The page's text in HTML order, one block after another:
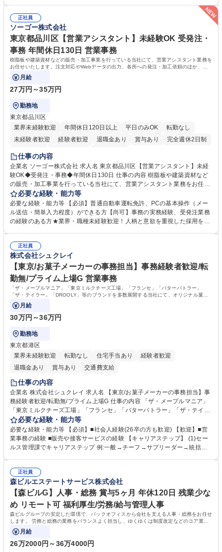
年休120日/デスクワーク中心で残業少なめ
務（各種委員会運営）】 ・学会内における各種委員会のスケジュール調
整、資料作成、当日の運営サポート 学歴・資格 学歴：大学院 大学 語学
力： 資格：
正社員
ソーゴー株式会社
東京都品川区【営業アシスタント】未経験OK 受発注・
事務 年間休日130日 営業事務
樹脂板や建築資材などの販売・加工事業を行っている当社にて、営業アシスタント業務を
お任せいたします。注文対応やWebデータの出力、各所への発注・加工依頼のほか、電
話・メール対応等の事務業務を担当します。
月給
27万円～35万円
勤務地
東京都品川区
業界未経験歓迎
年間休日120日以上 平日のみOK
転勤なし
未経験者歓迎
経験者歓迎 退職金あり 賞与あり
完全週休2日制
交通費支給
仕事の内容
企業名 ソーゴー株式会社 求人名 東京都品川区【営業アシスタント】未経
験OK◆受発注・事務◆年間休日130日 仕事の内容 樹脂板や建築資材など
の販売・加工事業を行っている当社にて、営業アシスタント業務をお任せ
いたします。注文対応やWebデータの出力、各所への発注・加工依頼のほ
か、電話・メール対応等の事務業務を担当します。 ■受注・発注業務：FA
Xによる注文対応、Web発注データのプリントアウト、各仕入先・協力会
社への発注および加工依頼等 ■納品書・請求書の作成および発送手配 ■商
当社の指定する業務 募集職種 東京都品川区【営業アシスタント】未経験O
K◆受発注・事務◆年間休日130日
必要な経験・能力等
必要な経験・能力等 【必須】普通自動車運転免許、PCの基本操作（メー
ル送信・簡単入力程度）ができる方【尚可】事務の実務経験、受発注業務
の経験のある方★業界・職種未経験歓迎！人柄と意欲を重視した採用を行
変化に臨機応変かつ柔軟に対応できる方、約束を守り正確に作業を進めら
れる方を求めています。高度なPCスキルや関数知識は一切不要です。丁
寧な指導体制が整っているため、安心してお仕事をスタートしていただけ
ます。 学歴・資格 学歴：大学院 大学 高専 短大 専修学校 高校 語学力：
資格：
正社員
株式会社シュクレイ
【東京/お菓子メーカーの事務担当】事務経験者歓迎/転
勤無/プライム上場G 営業事務
「ザ・メープルマニア」「東京ミルクチーズ工場」「フランセ」「バターバトラー」
「ザ・テイラー」「DROOLY」等のブランドを多数展開する当社にて、オリジナル菓子
ブランド商品の事務業務をお任せいたします。
月給
30万円～36万円
勤務地
東京都港区
業界未経験歓迎
転勤なし 住宅手当あり
経験者歓迎
退職金あり
賞与あり 交通費支給
仕事の内容
企業名 株式会社シュクレイ 求人名 【東京/お菓子メーカーの事務担当】事
務経験者歓迎/転勤無/プライム上場G 仕事の内容 「ザ・メープルマニア」
「東京ミルクチーズ工場」「フランセ」「バターバトラー」「ザ・テイラ
ー」「DROOLY」等のブランドを多数展開する当社にて、オリジナル菓子
ブランド商品の事務業務をお任せいたします。 【具体的な業務内容】 ■店
舗からの発注受付/PC入力業務 ■受電対応(社内/社外) ■商品のマスター登
録 ■日々の売上抽出・報告 ■提携企業への書類送付業務 ■契約書管理業務
必要な経験・能力等
必要な経験・能力等 【必須】■社会人経験(26卒の方も歓迎) 【歓迎】■営
業事務の経験 ■販売や接客サービスの経験 【キャリアステップ】 (1)セー
ルス管理課でキャリアステップ 例:一般→チーフ→サブリーダー→統括リ
や個別面談を通してご自身のキャリアと向き合っていただき、会社として
もバックアップしていきます。 学歴・資格 学歴：大学院 大学 高専 短大
専修学校 高校 語学力： 資格：
正社員
森ビルエステートサービス株式会社
【森ビルG】人事・総務 賞与5ヶ月 年休120日 残業少な
め リモート可 福利厚生/労務/給与管理人事
森ビルグループの安定した環境で、バックオフィスから会社を支える人事・総務をお任せ
します。 労務と総務の業務をバランスよく担当し、ゆくゆくは制度改定などのコア業務
にも挑戦できる、やりがいある環境です。
月給
26万2000円～36万4000円